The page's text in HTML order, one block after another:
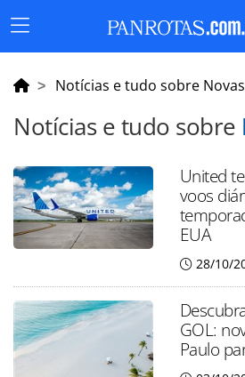
Menu
Principal
Notícias e tudo sobre
Notícias e tudo sobre
United
voos
EUA
28/10/
GOL:
Paulo